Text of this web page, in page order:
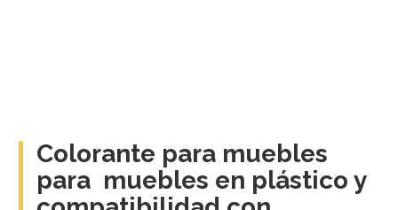
Colorante para muebles
para muebles en plástico y